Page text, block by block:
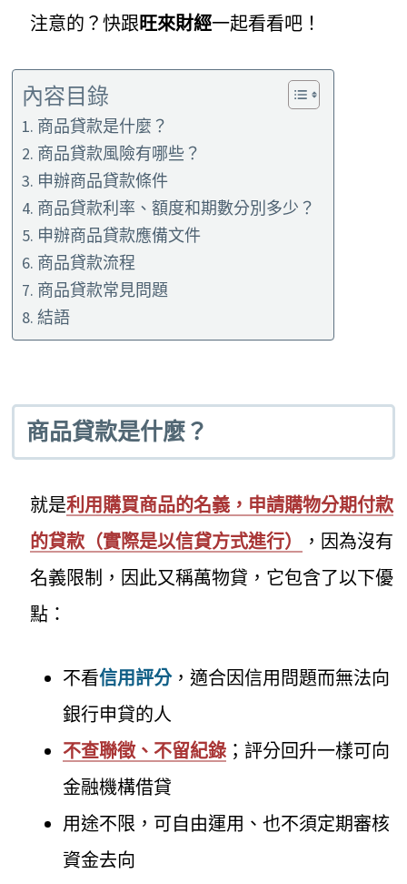
注意的？快跟旺來財經一起看看吧！
內容目錄
商品貸款是什麼？
商品貸款風險有哪些？
申辦商品貸款條件
商品貸款利率、額度和期數分別多少？
申辦商品貸款應備文件
商品貸款流程
商品貸款常見問題
結語
商品貸款是什麼？
就是利用購買商品的名義，申請購物分期付款
的貸款（實際是以信貸方式進行）
，因為沒有
名義限制，因此又稱萬物貸，它包含了以下優
點：
不看信用評分，適合因信用問題而無法向
銀行申貸的人
不查聯徵、不留紀錄 ；評分回升一樣可向
金融機構借貸
用途不限，可自由運用、也不須定期審核
資金去向